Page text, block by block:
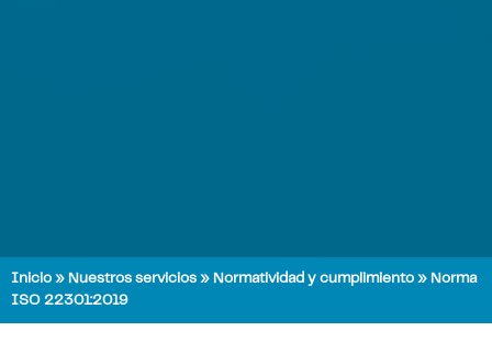
Inicio » Nuestros servicios » Normatividad y cumplimiento » Norma
ISO 22301:2019